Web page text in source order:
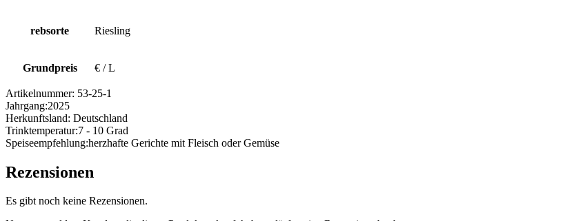
rebsorte Riesling
Grundpreis € / L
Artikelnummer: 53-25-1
Jahrgang:2025
Herkunftsland: Deutschland
Trinktemperatur:7 - 10 Grad
Speiseempfehlung:herzhafte Gerichte mit Fleisch oder Gemüse
Rezensionen
Es gibt noch keine Rezensionen.